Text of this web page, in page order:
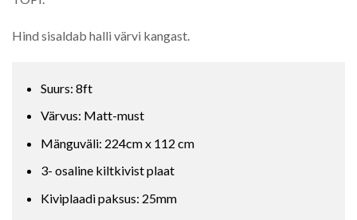
Hind sisaldab halli värvi kangast.
Suurs: 8ft
Värvus: Matt-must
Mänguväli: 224cm x 112 cm
3- osaline kiltkivist plaat
Kiviplaadi paksus: 25mm